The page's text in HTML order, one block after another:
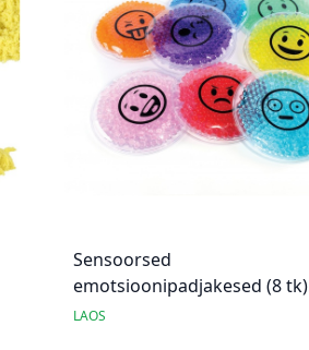
Sensoorsed
emotsioonipadjakesed (8 tk)
AMAYA
LAOS